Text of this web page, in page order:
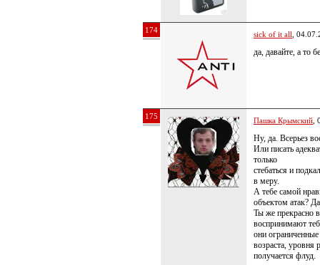
174 sick of it all ,
да, давайте, а то
175 Пашка Крымский
Ну, да. Всерьез
Или писать
только
стебаться и
в меру.
А тебе самой
объектом атак?
Ты же прекрасно
воспринимают
они
возраста, уровня
получается флуд.